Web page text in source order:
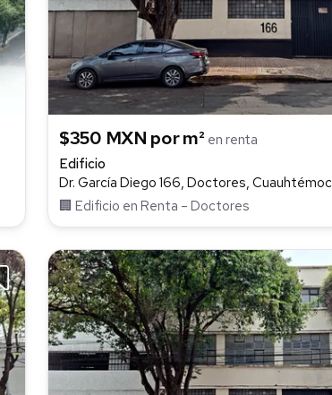
$350 MXN por m² en renta
Edificio
Dr. García Diego 166, Doctores, Cuauhtémoc
🏢 Edificio en Renta – Doctores